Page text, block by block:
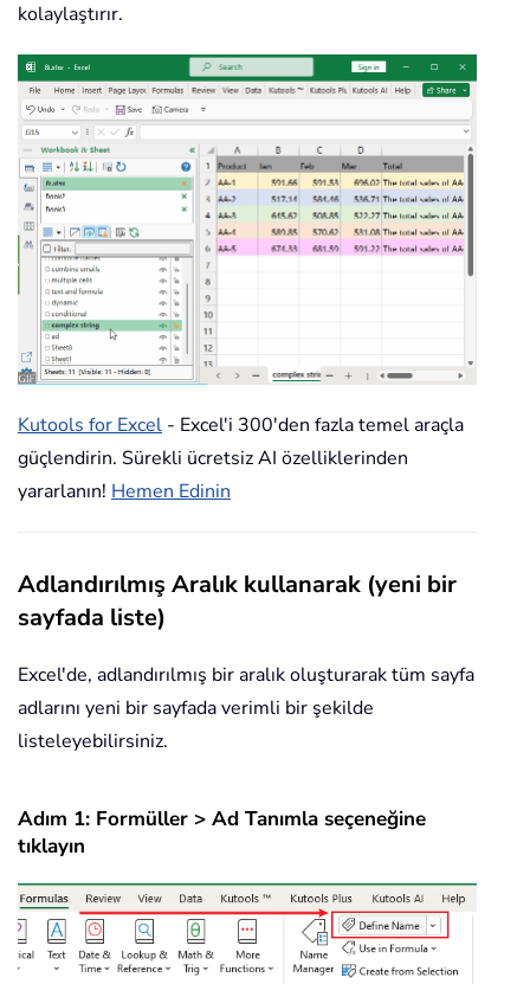
kolaylaştırır.
Kutools for Excel - Excel'i 300'den fazla temel araçla
güçlendirin. Sürekli ücretsiz AI özelliklerinden
yararlanın! Hemen Edinin
Adlandırılmış Aralık kullanarak (yeni bir
sayfada liste)
Excel'de, adlandırılmış bir aralık oluşturarak tüm sayfa
adlarını yeni bir sayfada verimli bir şekilde
listeleyebilirsiniz.
Adım 1: Formüller > Ad Tanımla seçeneğine
tıklayın